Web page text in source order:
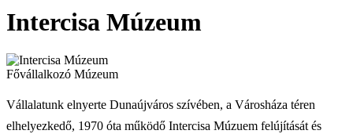
Intercisa Múzeum
Fővállalkozó Múzeum
Vállalatunk elnyerte Dunaújváros szívében, a Városháza téren
elhelyezkedő, 1970 óta működő Intercisa Múzuem felújítását és